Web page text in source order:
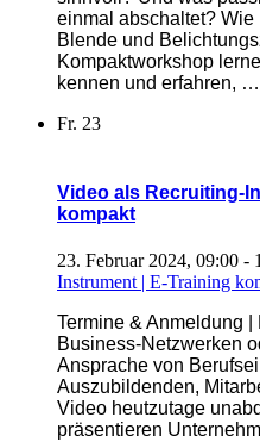
einmal abschaltet?
Blende und
Kompaktworkshop
kennen und erfahren, …
Fr. 23
Video als Recruiting-
kompakt
23. Februar 2024, 09:00 -
Instrument | E-Training
Termine & Anmeldung
Business-Netzwerken
Ansprache von
Auszubildenden,
Video heutzutage
präsentieren